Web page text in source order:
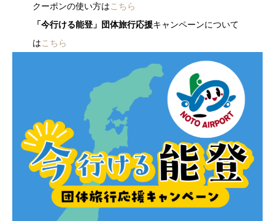
クーポンの使い方は こちら
「今行ける能登」団体旅行応援キャンペーンについて
は こちら